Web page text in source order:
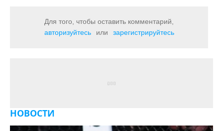
Для того, чтобы оставить комментарий,
авторизуйтесь
или зарегистрируйтесь
НОВОСТИ